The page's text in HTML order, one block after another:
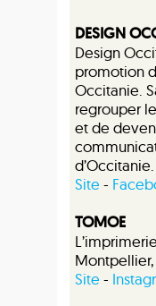
DESIGN
Design
promotion
Occitanie.
regrouper
et de
d’Occitanie.
Site -
TOMOE
Site -